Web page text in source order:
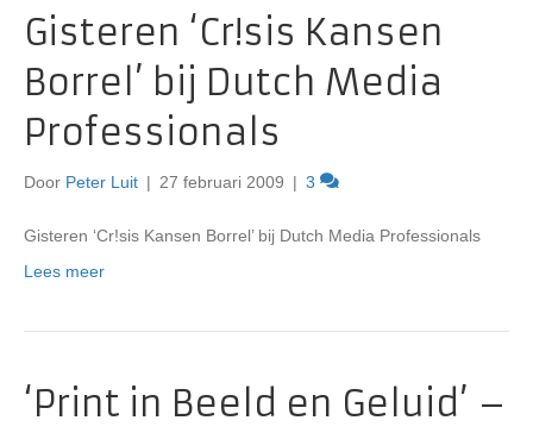
Gisteren ‘Cr!sis Kansen
Borrel’ bij Dutch Media
Professionals
Door Peter Luit | 27 februari 2009 | 3
Gisteren ‘Cr!sis Kansen Borrel’ bij Dutch Media Professionals
Lees meer
‘Print in Beeld en Geluid’ –